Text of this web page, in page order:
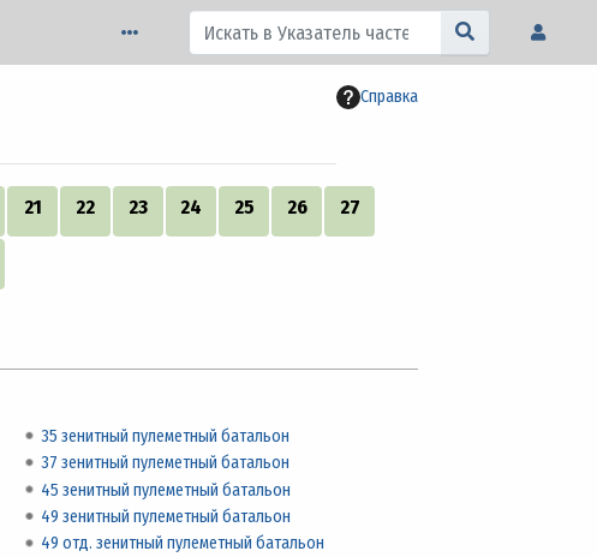
Справка
21 22 23 24 25 26 27
35 зенитный пулеметный батальон
37 зенитный пулеметный батальон
45 зенитный пулеметный батальон
49 зенитный пулеметный батальон
49 отд. зенитный пулеметный батальон